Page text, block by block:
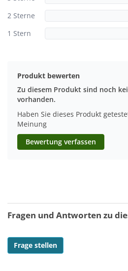
2 Sterne
1 Stern
Produkt bewerten
Zu diesem Produkt sind noch
vorhanden.
Haben Sie dieses Produkt
Meinung
Bewertung verfassen
Fragen und Antworten zu
Frage stellen